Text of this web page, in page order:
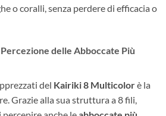
o coralli, senza perdere di efficacia o
delle Abboccate Più
del Kairiki 8 Multicolorè la
Grazie alla sua struttura a 8 fili,